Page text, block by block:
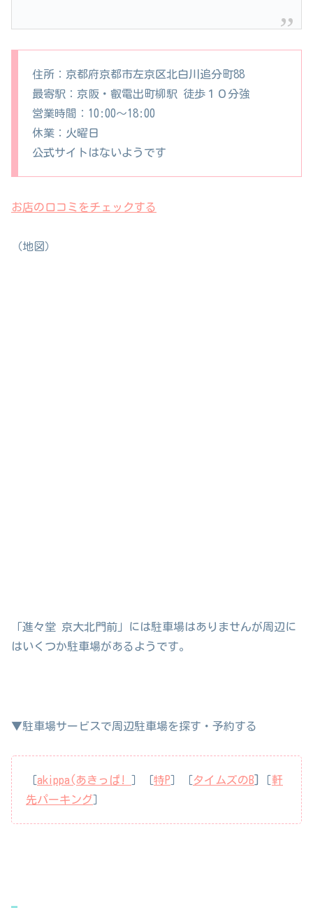
住所：京都府京都市左京区北白川追分町88
最寄駅：京阪・叡電出町柳駅 徒歩１０分強
営業時間：10:00～18:00
休業：火曜日
公式サイトはないようです
お店の口コミをチェックする
（地図）
「進々堂 京大北門前」には駐車場はありませんが周辺に
はいくつか駐車場があるようです。
▼駐車場サービスで周辺駐車場を探す・予約する
akippa(あきっぱ! 特P タイムズのB
軒
先パーキング